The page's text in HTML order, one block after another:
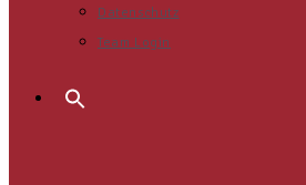
Datenschutz
Team Login